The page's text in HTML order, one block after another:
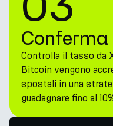
Controlla il tasso da
Bitcoin vengono
spostali in una
guadagnare fino al